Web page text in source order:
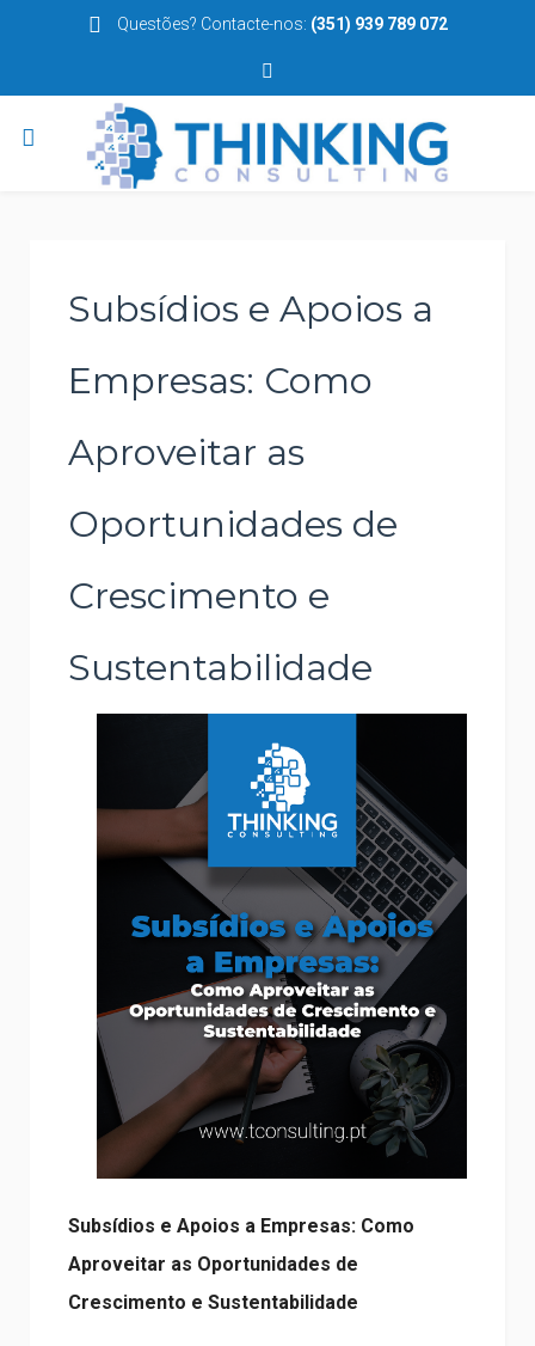
Questões? Contacte-nos: (351) 939 789 072
Subsídios e Apoios a
Empresas: Como
Aproveitar as
Oportunidades de
Crescimento e
Sustentabilidade
Subsídios e Apoios a Empresas: Como
Aproveitar as Oportunidades de
Crescimento e Sustentabilidade